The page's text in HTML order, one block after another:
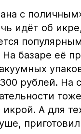
с
идёт об
популярным
базаре её
рублей. На
тоже
икрой. А для